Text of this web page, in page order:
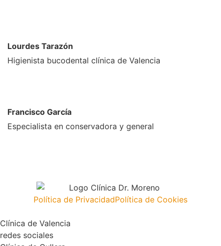
Lourdes Tarazón
Higienista bucodental clínica de Valencia
Francisco García
Especialista en conservadora y general
Política de PrivacidadPolítica de Cookies
Clínica de Valencia
redes sociales